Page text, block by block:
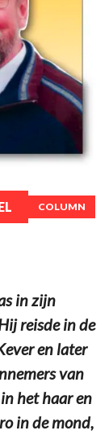
COLUMN
in zijn
reisde in de
en later
van
het haar en
in de mond,